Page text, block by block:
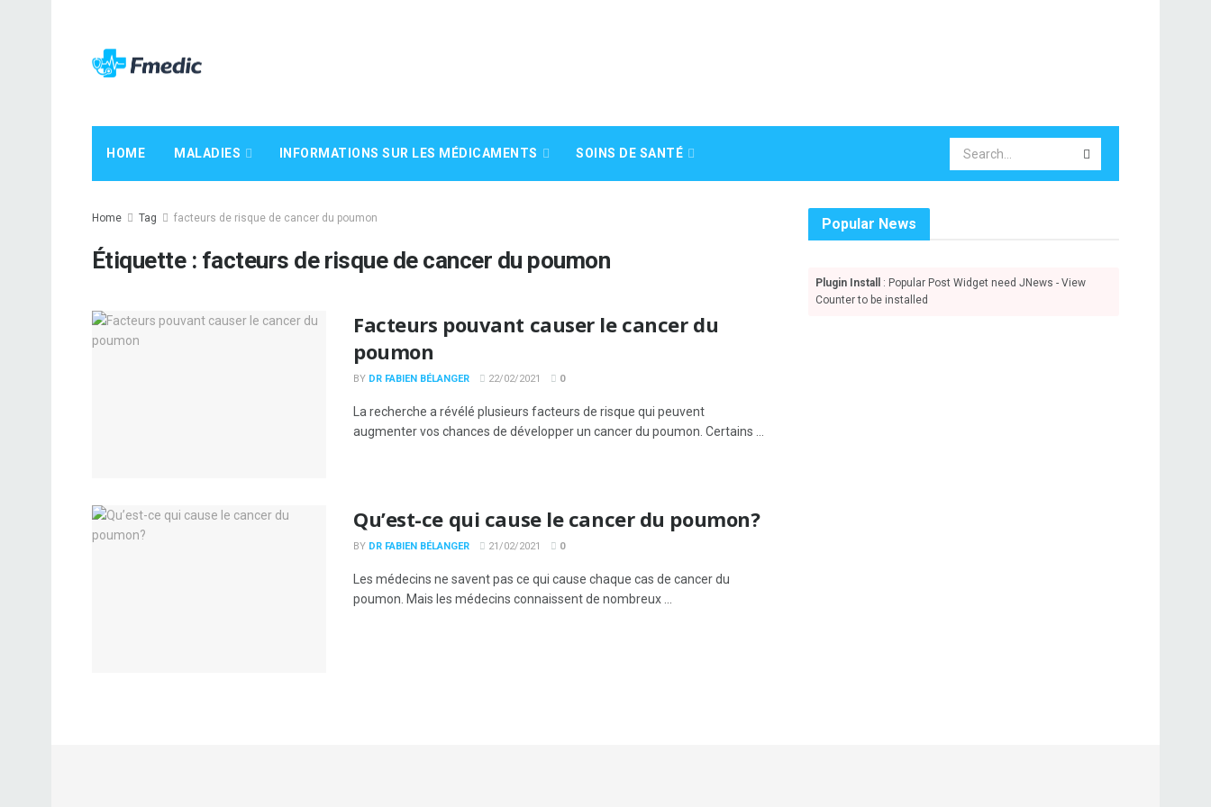
HOME MALADIES INFORMATIONS SUR LES MÉDICAMENTS SOINS DE SANTÉ
Home Tag facteurs de risque de cancer du poumon
Étiquette : facteurs de risque de cancer du poumon
Facteurs pouvant causer le cancer du
poumon
BY DR FABIEN BÉLANGER 22/02/2021 0
La recherche a révélé plusieurs facteurs de risque qui peuvent
augmenter vos chances de développer un cancer du poumon. Certains ...
Qu’est-ce qui cause le cancer du poumon?
BY DR FABIEN BÉLANGER 21/02/2021 0
Les médecins ne savent pas ce qui cause chaque cas de cancer du
poumon. Mais les médecins connaissent de nombreux ...
Popular News
Plugin Install
: Popular Post Widget need JNews - View
Counter to be installed